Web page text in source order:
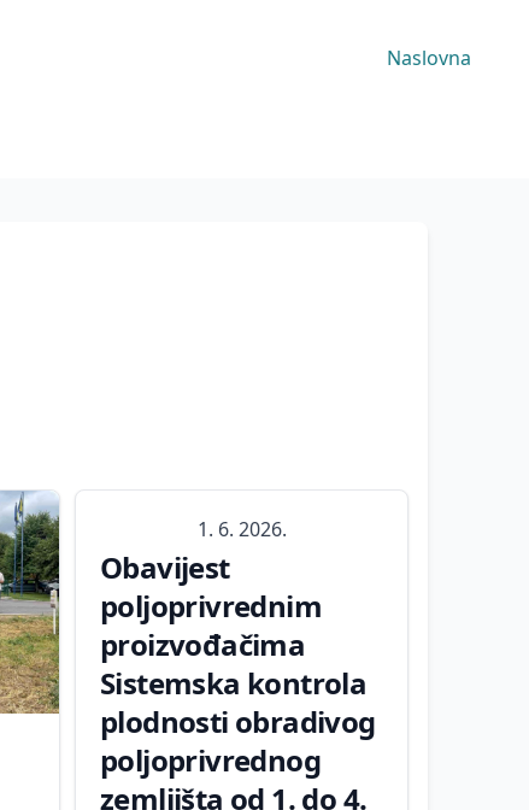
Naslovna
1. 6. 2026.
Obavijest
poljoprivrednim
proizvođačima
Sistemska kontrola
plodnosti obradivog
poljoprivrednog
zemljišta od 1. do 4.